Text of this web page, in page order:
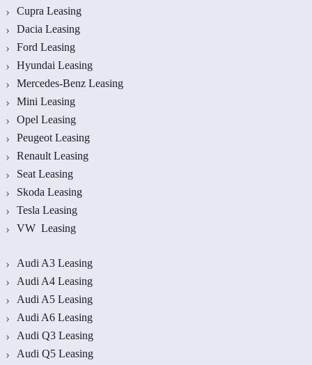
Cupra Leasing
Dacia Leasing
Ford Leasing
Hyundai Leasing
Mercedes-Benz Leasing
Mini Leasing
Opel Leasing
Peugeot Leasing
Renault Leasing
Seat Leasing
Skoda Leasing
Tesla Leasing
VW Leasing
Audi A3 Leasing
Audi A4 Leasing
Audi A5 Leasing
Audi A6 Leasing
Audi Q3 Leasing
Audi Q5 Leasing